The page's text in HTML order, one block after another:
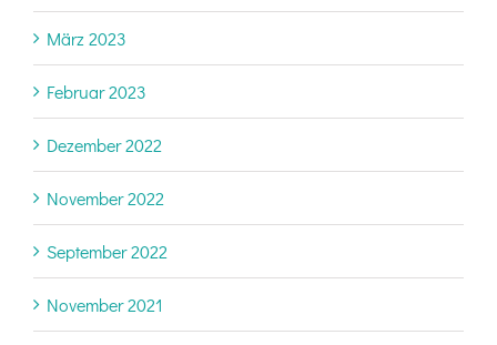
März 2023
Februar 2023
Dezember 2022
November 2022
September 2022
November 2021